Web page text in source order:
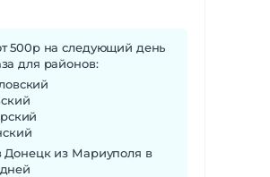
500р на следующий день
для районов:
Донецк из Мариуполя в